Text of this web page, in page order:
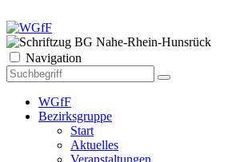
Navigation
WGfF
Bezirksgruppe
Start
Aktuelles
Veranstaltungen